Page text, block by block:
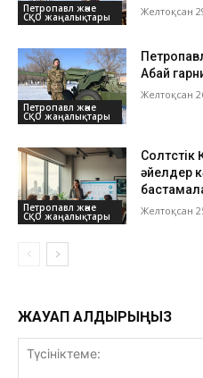
Петропавл және
СҚО жаңалықтары Желтоқсан
Петропавл және
СҚО жаңалықтары
Абай
Желтоқсан
Петропавл және
СҚО жаңалықтары
әйелдер
Желтоқсан
ЖАУАП ҚАЛДЫРЫҢЫЗ